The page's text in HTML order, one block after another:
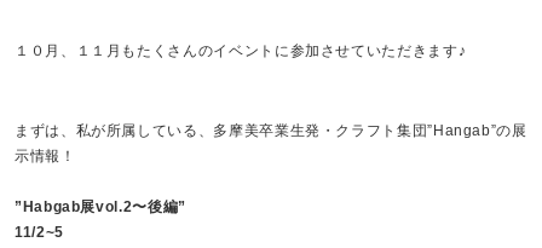
１０月、１１月もたくさんのイベントに参加させていただきます♪
まずは、私が所属している、多摩美卒業生発・クラフト集団”Hangab”の展
示情報！
”Habgab展vol.2〜後編”
11/2~5